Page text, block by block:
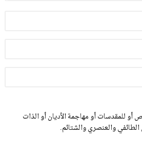
أو للمقدسات أو مهاجمة الأديان أو الذات
والعنصري والشتائم.